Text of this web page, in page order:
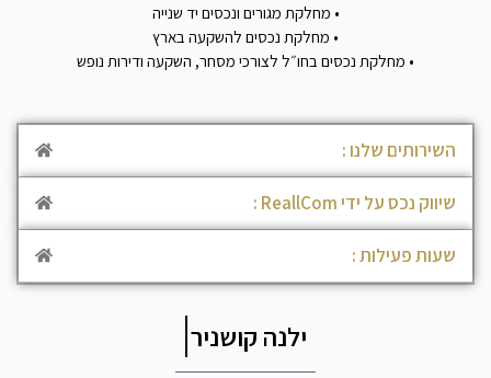
• מחלקת מגורים ונכסים יד שנייה
• מחלקת נכסים להשקעה בארץ
• מחלקת נכסים בחו״ל לצורכי מסחר, השקעה ודירות נופש
השירותים שלנו :
שיווק נכס על ידי ReallCom :
שעות פעילות :
ילנה קושניר